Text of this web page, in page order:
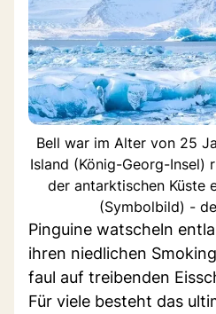
Bell war im Alter von 25
Island (König-Georg-Insel)
der antarktischen Küste
(Symbolbild) -
Pinguine watscheln
ihren niedlichen
faul auf treibenden
Für viele besteht das